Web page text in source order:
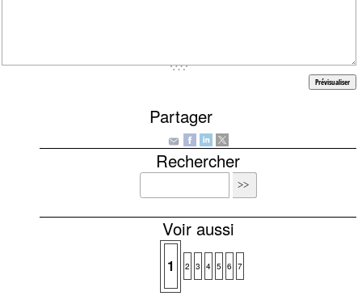
Partager
Rechercher
Voir aussi
1 2 3 4 5 6 7